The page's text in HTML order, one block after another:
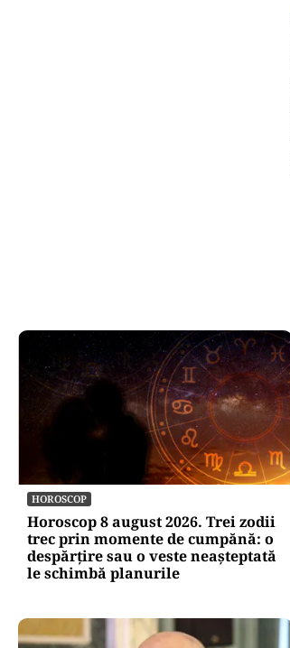
HOROSCOP
Horoscop 8 august 2026. Trei zodii
trec prin momente de cumpănă: o
despărțire sau o veste neașteptată
le schimbă planurile